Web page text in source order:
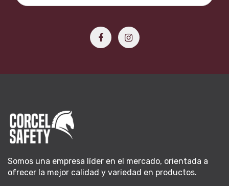
Somos una empresa líder en el mercado, orientada a
ofrecer la mejor calidad y variedad en productos.